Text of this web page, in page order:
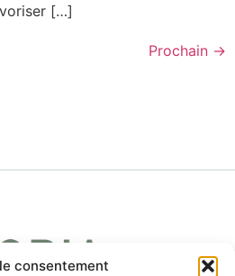
consentement
[…]
Prochain →